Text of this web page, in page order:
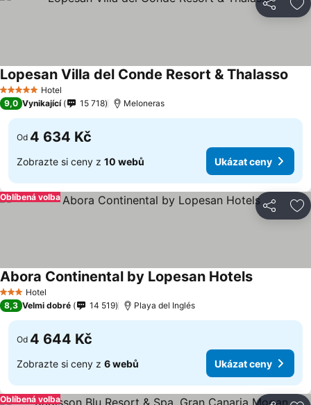
Sdílet
5 Počet hvězdiček
Hotel
Lopesan Villa del Conde Resort & Thalasso
9,0 Vynikající 15 718 Meloneras
Od 4 634 Kč
Zobrazte si ceny z 10 webů Ukázat ceny
Sdílet
Oblíbená volba
3 Počet hvězdiček
Hotel
Abora Continental by Lopesan Hotels
8,3 Velmi dobré 14 519 Playa del Inglés
Od 4 644 Kč
Zobrazte si ceny z 6 webů Ukázat ceny
Oblíbená volba